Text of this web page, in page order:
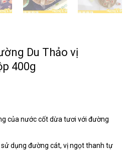
Du Thảo vị
400g
của nước cốt dừa tươi với đường
sử dụng đường cát, vị ngọt thanh tự